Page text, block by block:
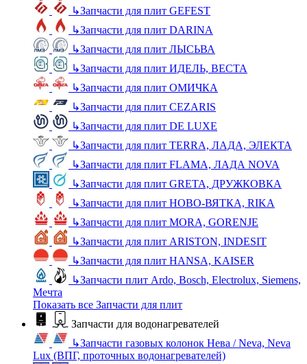
↳Запчасти для плит GEFEST
↳Запчасти для плит DARINA
↳Запчасти для плит ЛЫСЬВА
↳Запчасти для плит ИДЕЛЬ, ВЕСТА
↳Запчасти для плит ОМИЧКА
↳Запчасти для плит CEZARIS
↳Запчасти для плит DE LUXE
↳Запчасти для плит TERRA, ЛАДА, ЭЛЕКТА
↳Запчасти для плит FLAMA, ЛАДА NOVA
↳Запчасти для плит GRETA, ДРУЖКОВКА
↳Запчасти для плит НОВО-ВЯТКА, RIKA
↳Запчасти для плит MORA, GORENJE
↳Запчасти для плит ARISTON, INDESIT
↳Запчасти для плит HANSA, KAISER
↳Запчасти плит Ardo, Bosch, Electrolux, Siemens,
Мечта
Показать все Запчасти для плит
Запчасти для водонагревателей
↳Запчасти газовых колонок Нева / Neva, Neva
Lux (ВПГ, проточных водонагревателей)